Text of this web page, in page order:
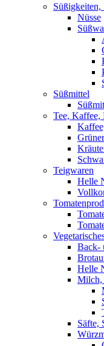
Süßigkeiten,
Nüsse
Süßmittel
Tee, Kaffee,
Teigwaren
Helle
Back-
Helle
Milch,
Säfte,